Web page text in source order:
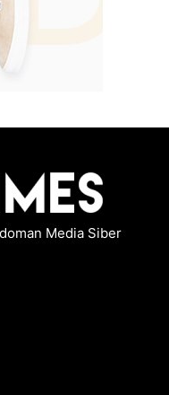
Media Siber